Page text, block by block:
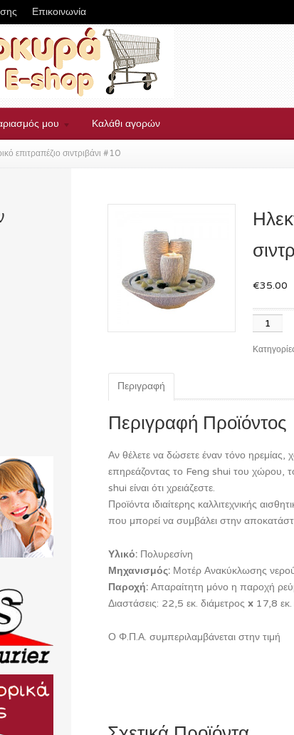
Επικοινωνία
μου Καλάθι αγορών
επιτραπέζιο σιντριβάνι #10
€35.00
Περιγραφή
Περιγραφή Προϊόντος
Αν θέλετε να δώσετε έναν τόνο ηρεμίας,
επηρεάζοντας το Feng shui του χώρου,
shui είναι ότι χρειάζεστε.
Προϊόντα ιδιαίτερης καλλιτεχνικής
που μπορεί να συμβάλει στην
Υλικό: Πολυρεσίνη
Μηχανισμός: Μοτέρ Ανακύκλωσης
Παροχή: Απαραίτητη μόνο η παροχή
Διαστάσεις: 22,5 εκ. διάμετρος x 17,8
Ο Φ.Π.Α. συμπεριλαμβάνεται στην τιμή